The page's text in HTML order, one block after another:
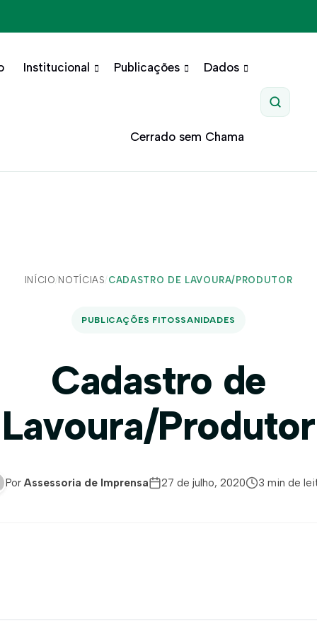
Institucional Publicações Dados
Cerrado sem Chama
INÍCIO/ NOTÍCIAS/ CADASTRO DE LAVOURA/PRODUTOR
PUBLICAÇÕES FITOSSANIDADES
Cadastro de
Lavoura/Produtor
Por Assessoria de Imprensa 27 de julho, 2020 3 min de